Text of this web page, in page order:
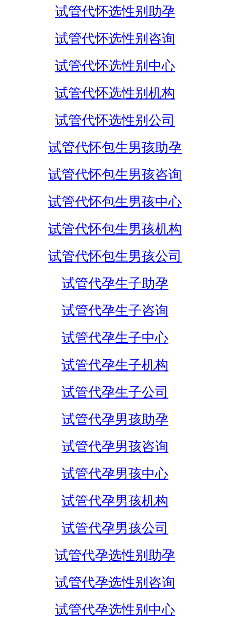
试管代怀选性别助孕
试管代怀选性别咨询
试管代怀选性别中心
试管代怀选性别机构
试管代怀选性别公司
试管代怀包生男孩助孕
试管代怀包生男孩咨询
试管代怀包生男孩中心
试管代怀包生男孩机构
试管代怀包生男孩公司
试管代孕生子助孕
试管代孕生子咨询
试管代孕生子中心
试管代孕生子机构
试管代孕生子公司
试管代孕男孩助孕
试管代孕男孩咨询
试管代孕男孩中心
试管代孕男孩机构
试管代孕男孩公司
试管代孕选性别助孕
试管代孕选性别咨询
试管代孕选性别中心